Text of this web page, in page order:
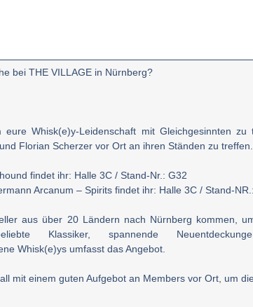
beiTHE VILLAGE in Nürnberg?
eureWhisk(e)y-Leidenschaft mit Gleichgesinnten
Florian Scherzer vor Ort an ihren Ständen zu treffen.
findet ihr: Halle 3C / Stand-Nr.: G32
Arcanum – Spirits findet ihr: Halle 3C / Stand-
aus über 20 Ländern nach Nürnberg kommen,
Klassiker, spannende
Whisk(e)ys umfasst das Angebot.
mit einem guten Aufgebot an Members vor Ort, um